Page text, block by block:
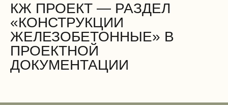
КЖ ПРОЕКТ — РАЗДЕЛ
«КОНСТРУКЦИИ
ЖЕЛЕЗОБЕТОННЫЕ» В
ПРОЕКТНОЙ
ДОКУМЕНТАЦИИ